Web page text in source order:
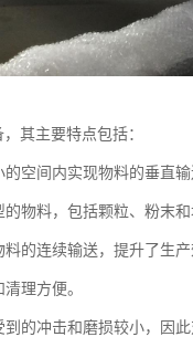
其主要特点包括：
空间内实现物料的垂直输
物料，包括颗粒、粉末和
的连续输送，提升了生产
理方便。
的冲击和磨损较小，因此